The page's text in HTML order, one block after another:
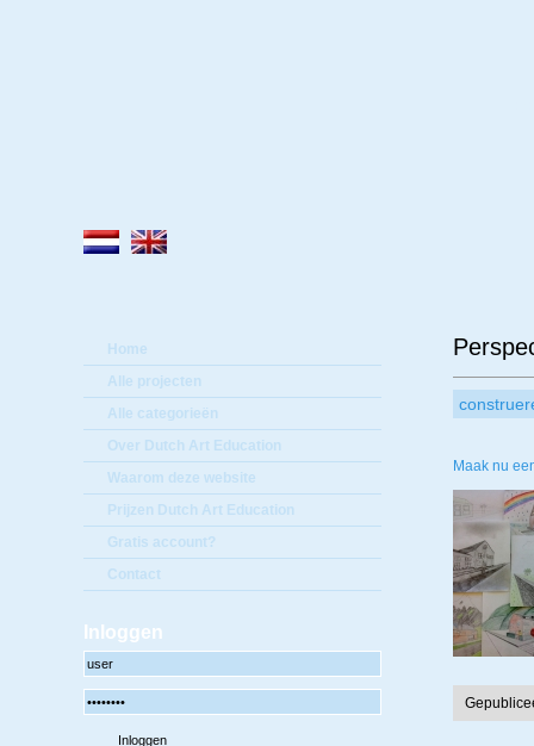
Home
Alle projecten
Alle categorieën
Over Dutch Art Education
Waarom deze website
Prijzen Dutch Art Education
Gratis account?
Contact
Inloggen
Maak nu